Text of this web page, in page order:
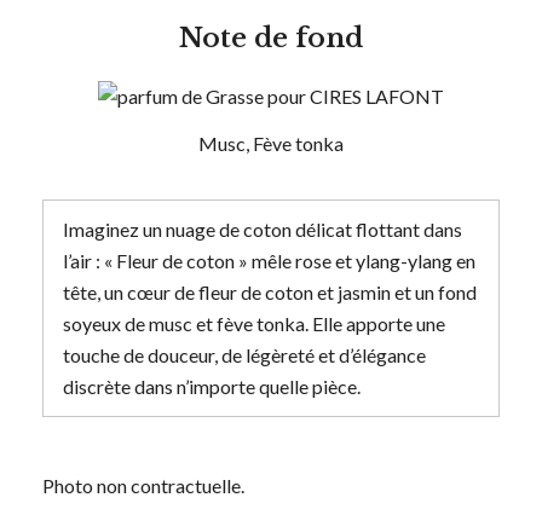
Note de fond
Musc, Fève tonka
Imaginez un nuage de coton délicat flottant dans
l’air : « Fleur de coton » mêle rose et ylang-ylang en
tête, un cœur de fleur de coton et jasmin et un fond
soyeux de musc et fève tonka. Elle apporte une
touche de douceur, de légèreté et d’élégance
discrète dans n’importe quelle pièce.
Photo non contractuelle.